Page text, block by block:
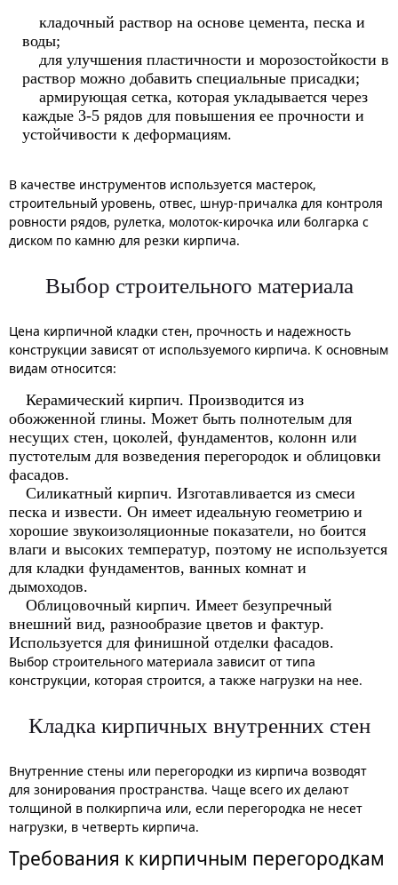
кладочный раствор на основе цемента, песка и
воды;
для улучшения пластичности и морозостойкости в
раствор можно добавить специальные присадки;
армирующая сетка, которая укладывается через
каждые 3-5 рядов для повышения ее прочности и
устойчивости к деформациям.
В качестве инструментов используется мастерок,
строительный уровень, отвес, шнур-причалка для контроля
ровности рядов, рулетка, молоток-кирочка или болгарка с
диском по камню для резки кирпича.
Выбор строительного материала
Цена кирпичной кладки стен, прочность и надежность
конструкции зависят от используемого кирпича. К основным
видам относится:
Керамический кирпич. Производится из
обожженной глины. Может быть полнотелым для
несущих стен, цоколей, фундаментов, колонн или
пустотелым для возведения перегородок и облицовки
фасадов.
Силикатный кирпич. Изготавливается из смеси
песка и извести. Он имеет идеальную геометрию и
хорошие звукоизоляционные показатели, но боится
влаги и высоких температур, поэтому не используется
для кладки фундаментов, ванных комнат и
дымоходов.
Облицовочный кирпич. Имеет безупречный
внешний вид, разнообразие цветов и фактур.
Используется для финишной отделки фасадов.
Выбор строительного материала зависит от типа
конструкции, которая строится, а также нагрузки на нее.
Кладка кирпичных внутренних стен
Внутренние стены или перегородки из кирпича возводят
для зонирования пространства. Чаще всего их делают
толщиной в полкирпича или, если перегородка не несет
нагрузки, в четверть кирпича.
Требования к кирпичным перегородкам